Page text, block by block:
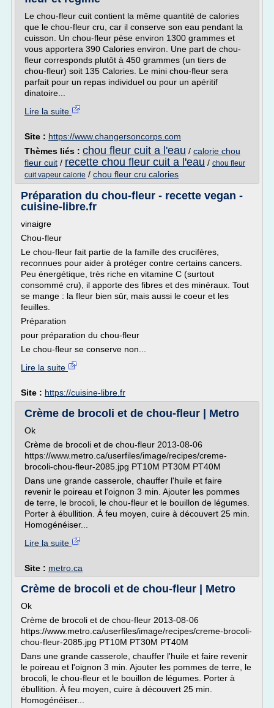
Le chou-fleur cuit contient la même quantité de calories
que le chou-fleur cru, car il conserve son eau pendant la
cuisson. Un chou-fleur pèse environ 1300 grammes et
vous apportera 390 Calories environ. Une part de chou-
fleur corresponds plutôt à 450 grammes (un tiers de
chou-fleur) soit 135 Calories. Le mini chou-fleur sera
parfait pour un repas individuel ou pour un apéritif
dinatoire...
Lire la suite
Site : https://www.changersoncorps.com
Thèmes liés : chou fleur cuit a l'eau / calorie chou
fleur cuit / recette chou fleur cuit a l'eau / chou fleur
cuit vapeur calorie / chou fleur cru calories
Préparation du chou-fleur - recette vegan -
cuisine-libre.fr
vinaigre
Chou-fleur
Le chou-fleur fait partie de la famille des crucifères,
reconnues pour aider à protéger contre certains cancers.
Peu énergétique, très riche en vitamine C (surtout
consommé cru), il apporte des fibres et des minéraux. Tout
se mange : la fleur bien sûr, mais aussi le coeur et les
feuilles.
Préparation
pour préparation du chou-fleur
Le chou-fleur se conserve non...
Lire la suite
Site : https://cuisine-libre.fr
Crème de brocoli et de chou-fleur | Metro
Ok
Crème de brocoli et de chou-fleur 2013-08-06
https://www.metro.ca/userfiles/image/recipes/creme-
brocoli-chou-fleur-2085.jpg PT10M PT30M PT40M
Dans une grande casserole, chauffer l'huile et faire
revenir le poireau et l'oignon 3 min. Ajouter les pommes
de terre, le brocoli, le chou-fleur et le bouillon de légumes.
Porter à ébullition. À feu moyen, cuire à découvert 25 min.
Homogénéiser...
Lire la suite
Site : metro.ca
Crème de brocoli et de chou-fleur | Metro
Ok
Crème de brocoli et de chou-fleur 2013-08-06
https://www.metro.ca/userfiles/image/recipes/creme-brocoli-
chou-fleur-2085.jpg PT10M PT30M PT40M
Dans une grande casserole, chauffer l'huile et faire revenir
le poireau et l'oignon 3 min. Ajouter les pommes de terre, le
brocoli, le chou-fleur et le bouillon de légumes. Porter à
ébullition. À feu moyen, cuire à découvert 25 min.
Homogénéiser...